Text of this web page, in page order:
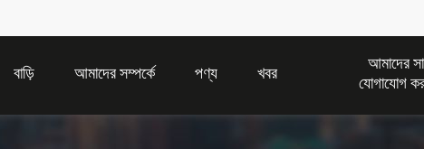
বাড়ি আমাদের সম্পর্কে পণ্য খবর
আমাদের
যোগাযোগ